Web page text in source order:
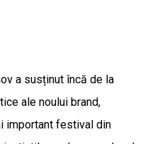
a susținut încă de la
ale noului brand,
important festival din